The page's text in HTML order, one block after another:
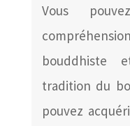
Vous
bouddhiste
tradition du
pouvez